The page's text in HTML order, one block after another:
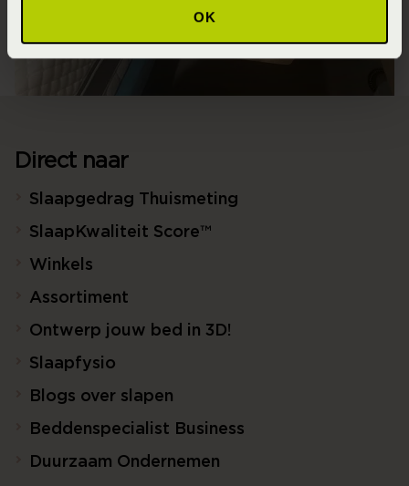
OK
Direct naar
Slaapgedrag Thuismeting
SlaapKwaliteit Score™
Winkels
Assortiment
Ontwerp jouw bed in 3D!
Slaapfysio
Blogs over slapen
Beddenspecialist Business
Duurzaam Ondernemen